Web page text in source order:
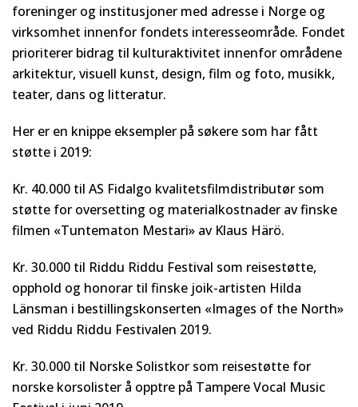
foreninger og institusjoner med adresse i Norge og
virksomhet innenfor fondets interesseområde. Fondet
prioriterer bidrag til kulturaktivitet innenfor områdene
arkitektur, visuell kunst, design, film og foto, musikk,
teater, dans og litteratur.
Her er en knippe eksempler på søkere som har fått
støtte i 2019:
Kr. 40.000 til AS Fidalgo kvalitetsfilmdistributør som
støtte for oversetting og materialkostnader av finske
filmen «Tuntematon Mestari» av Klaus Härö.
Kr. 30.000 til Riddu Riddu Festival som reisestøtte,
opphold og honorar til finske joik-artisten Hilda
Länsman i bestillingskonserten «Images of the North»
ved Riddu Riddu Festivalen 2019.
Kr. 30.000 til Norske Solistkor som reisestøtte for
norske korsolister å opptre på Tampere Vocal Music